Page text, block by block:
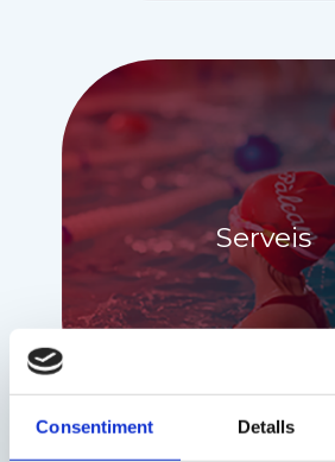
Consentiment Detalls
Serveis